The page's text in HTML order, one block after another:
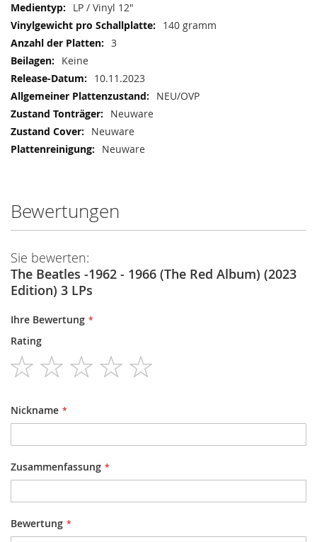
LP / Vinyl 12"
140 gramm
3
Keine
10.11.2023
NEU/OVP
Neuware
Neuware
Neuware
Bewertungen
Sie bewerten:
The Beatles -1962 - 1966 (The Red Album) (2023
Edition) 3 LPs
Ihre Bewertung
Rating
1
star
2
stars
3
stars
4
stars
Nickname
Zusammenfassung
Bewertung